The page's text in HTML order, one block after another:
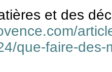
et des
que-faire-